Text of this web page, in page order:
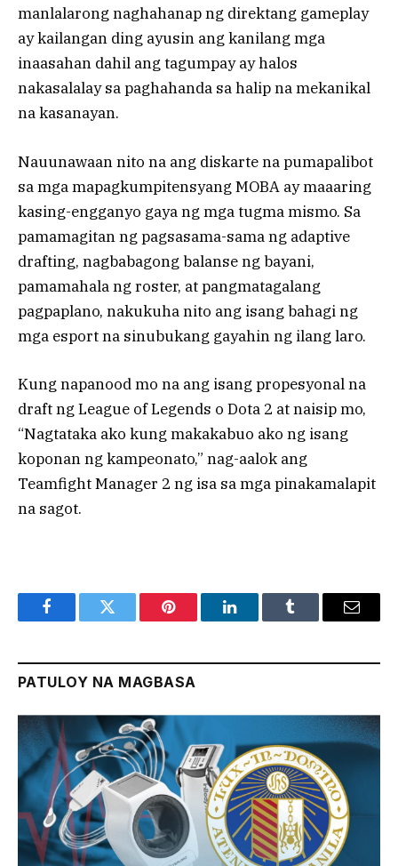
manlalarong naghahanap ng direktang gameplay
ay kailangan ding ayusin ang kanilang mga
inaasahan dahil ang tagumpay ay halos
nakasalalay sa paghahanda sa halip na mekanikal
na kasanayan.
Nauunawaan nito na ang diskarte na pumapalibot
sa mga mapagkumpitensyang MOBA ay maaaring
kasing-engganyo gaya ng mga tugma mismo. Sa
pamamagitan ng pagsasama-sama ng adaptive
drafting, nagbabagong balanse ng bayani,
pamamahala ng roster, at pangmatagalang
pagpaplano, nakukuha nito ang isang bahagi ng
mga esport na sinubukang gayahin ng ilang laro.
Kung napanood mo na ang isang propesyonal na
draft ng League of Legends o Dota 2 at naisip mo,
“Nagtataka ako kung makakabuo ako ng isang
koponan ng kampeonato,” nag-aalok ang
Teamfight Manager 2 ng isa sa mga pinakamalapit
na sagot.
FacebookTwitter Pinterest LinkedInTumblr Email
PATULOY NA MAGBASA